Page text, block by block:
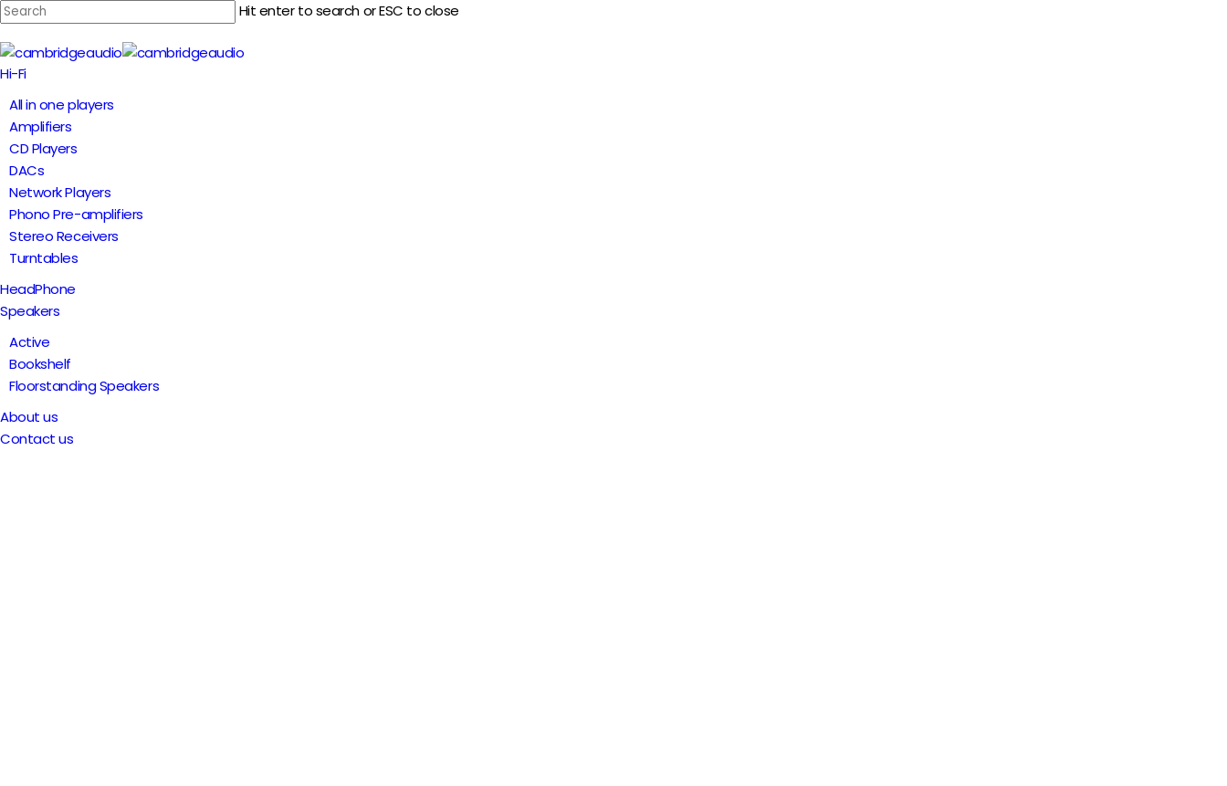
Skip
main
content
Hit enter to search or ESC to close
Search
Menu
Hi-Fi
All in one players
Amplifiers
CD Players
DACs
Network Players
Phono Pre-amplifiers
Stereo Receivers
Turntables
HeadPhone
Speakers
Active
Bookshelf
Floorstanding Speakers
About us
Contact us